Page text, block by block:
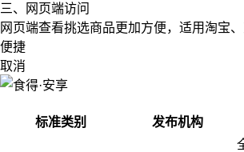
三、网页端访问
网页端查看挑选商品更加方便，适用淘宝
便捷
取消
标准类别 发布机构